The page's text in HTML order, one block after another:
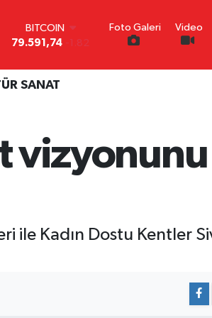
DOLAR
45,43620
0.02
53,38690
6862,09000
BİST100
14.598,00 0
Foto Galeri Video
SANAT
vizyonunu
ile Kadın Dostu Kentler